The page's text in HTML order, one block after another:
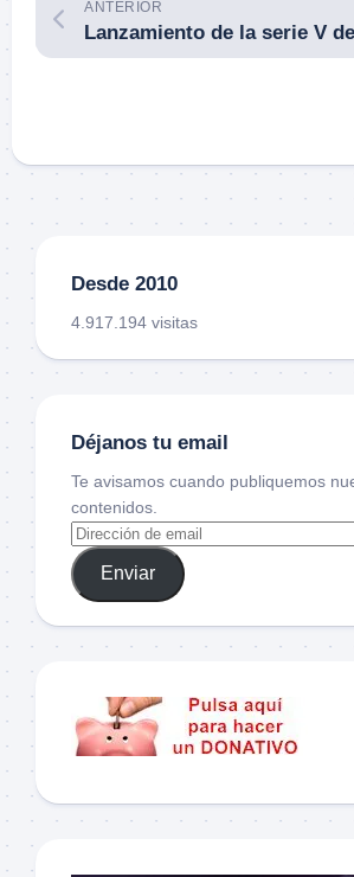
ANTERIOR
Lanzamiento de la serie V
Desde 2010
4.917.194 visitas
Déjanos tu email
Te avisamos cuando publiquemos
contenidos.
Enviar